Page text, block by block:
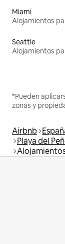
Miami
Seattle
*Pueden
zonas y
Airbnb
Playa del